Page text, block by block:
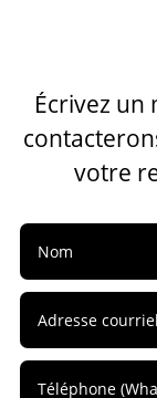
Écrivez un
votre